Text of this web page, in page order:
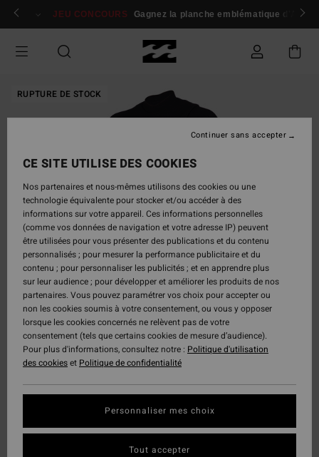
Passer
Se connecter / s'inscrire
JEU CONCOURS Gagnez la planche emblématique d'Andy
RUPTURE DE STOCK
CE SITE UTILISE DES COOKIES
Nos partenaires et nous-mêmes utilisons des cookies ou une
technologie équivalente pour stocker et/ou accéder à des
informations sur votre appareil. Ces informations personnelles
(comme vos données de navigation et votre adresse IP) peuvent
être utilisées pour vous présenter des publications et du contenu
personnalisés ; pour mesurer la performance publicitaire et du
contenu ; pour personnaliser les publicités ; et en apprendre plus
sur leur audience ; pour développer et améliorer les produits de nos
partenaires. Vous pouvez paramétrer vos choix pour accepter ou
non les cookies soumis à votre consentement, ou vous y opposer
lorsque les cookies concernés ne relèvent pas de votre
consentement (tels que certains cookies de mesure d’audience).
Pour plus d'informations, consultez notre : Politique d'utilisation
des cookieset Politique de confidentialité
Personnaliser mes choix
Continuer sans accepter
Tout accepter